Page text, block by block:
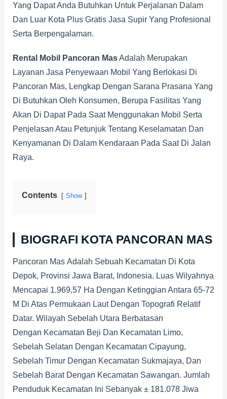
Yang Dapat Anda Butuhkan Untuk Perjalanan Dalam
Dan Luar Kota Plus Gratis Jasa Supir Yang Profesional
Serta Berpengalaman.
Rental Mobil Pancoran MasAdalah Merupakan
Layanan Jasa Penyewaan Mobil Yang Berlokasi Di
Pancoran Mas, Lengkap Dengan Sarana Prasana Yang
Di Butuhkan Oleh Konsumen, Berupa Fasilitas Yang
Akan Di Dapat Pada Saat Menggunakan Mobil Serta
Penjelasan Atau Petunjuk Tentang Keselamatan Dan
Kenyamanan Di Dalam Kendaraan Pada Saat Di Jalan
Raya.
Contents Show
BIOGRAFI KOTA PANCORAN MAS
Pancoran Mas Adalah Sebuah Kecamatan Di Kota
Depok, Provinsi Jawa Barat, Indonesia. Luas Wilyahnya
Mencapai 1.969,57 Ha Dengan Ketinggian Antara 65-72
M Di Atas Permukaan Laut Dengan Topografi Relatif
Datar. Wilayah Sebelah Utara Berbatasan
Dengan Kecamatan Beji Dan Kecamatan Limo,
Sebelah Selatan Dengan Kecamatan Cipayung,
Sebelah Timur Dengan Kecamatan Sukmajaya, Dan
Sebelah Barat Dengan Kecamatan Sawangan. Jumlah
Penduduk Kecamatan Ini Sebanyak ± 181.078 Jiwa